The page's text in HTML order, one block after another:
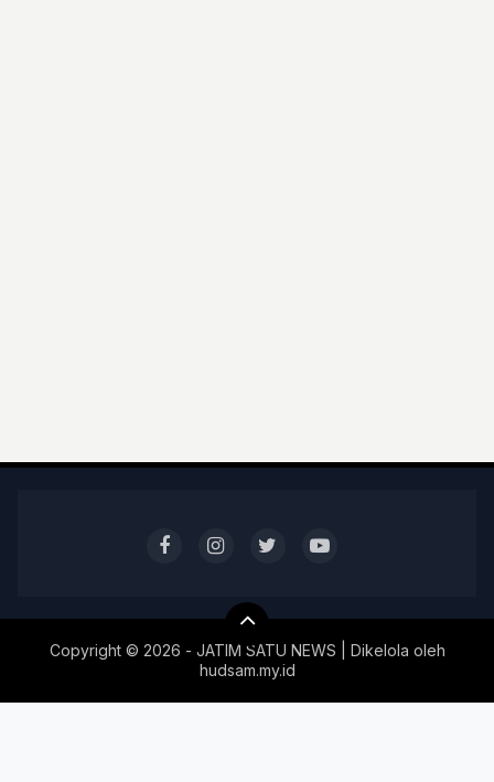
Copyright © 2026 - JATIM SATU NEWS | Dikelola oleh
hudsam.my.id